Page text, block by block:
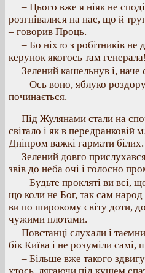
– Цього вже я ніяк не
розгнівалися на нас, що й
– говорив Проць.
– Бо ніхто з робітників
керунок якогось там
Зелений кашельнув і,
– Ось воно, яблуко
починається.
Під Жулянами стали на
світало і як в передранковій
Дніпром важкі гармати білих.
Зелений довго
звів до неба очі і голосно
– Будьте прокляті ви всі,
що коли не Бог, так сам народ
ви по широкому світу доти,
чужими плотами.
Повстанці слухали і
бік Київа і не розуміли
– Більше вже такого